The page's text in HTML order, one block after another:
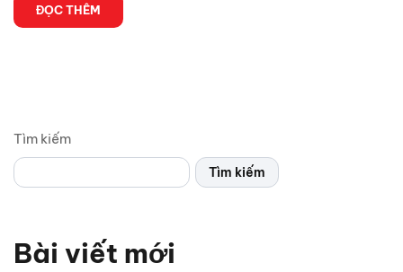
Tìm kiếm
Tìm kiếm
Bài viết mới
ĐỌC THÊM